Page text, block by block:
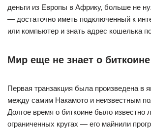
деньги из Европы в Африку, больше не
— достаточно иметь подключенный к
или компьютер и знать адрес кошелька
Мир еще не знает о биткоине
Первая транзакция была произведена в
между самим Накамото и неизвестным
Долгое время о биткоине было известно
ограниченных кругах — его майнили